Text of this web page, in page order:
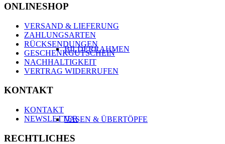
BILDERRAHMEN
VASEN & ÜBERTÖPFE
ONLINESHOP
VERSAND & LIEFERUNG
ZAHLUNGSARTEN
RÜCKSENDUNGEN
GESCHENKGUTSCHEIN
NACHHALTIGKEIT
VERTRAG WIDERRUFEN
KONTAKT
KONTAKT
NEWSLETTER
RECHTLICHES